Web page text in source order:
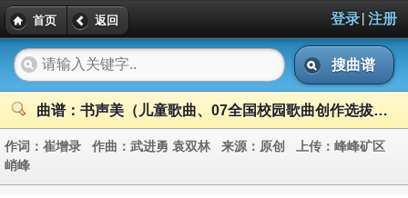
首页 返回 登录| 注册
搜曲谱
曲谱：书声美（儿童歌曲、07全国校园歌曲创作选拔活动一等奖）
作词： 崔增录 作曲： 武进勇 袁双林 来源： 原创 上传： 峰峰矿区
峭峰